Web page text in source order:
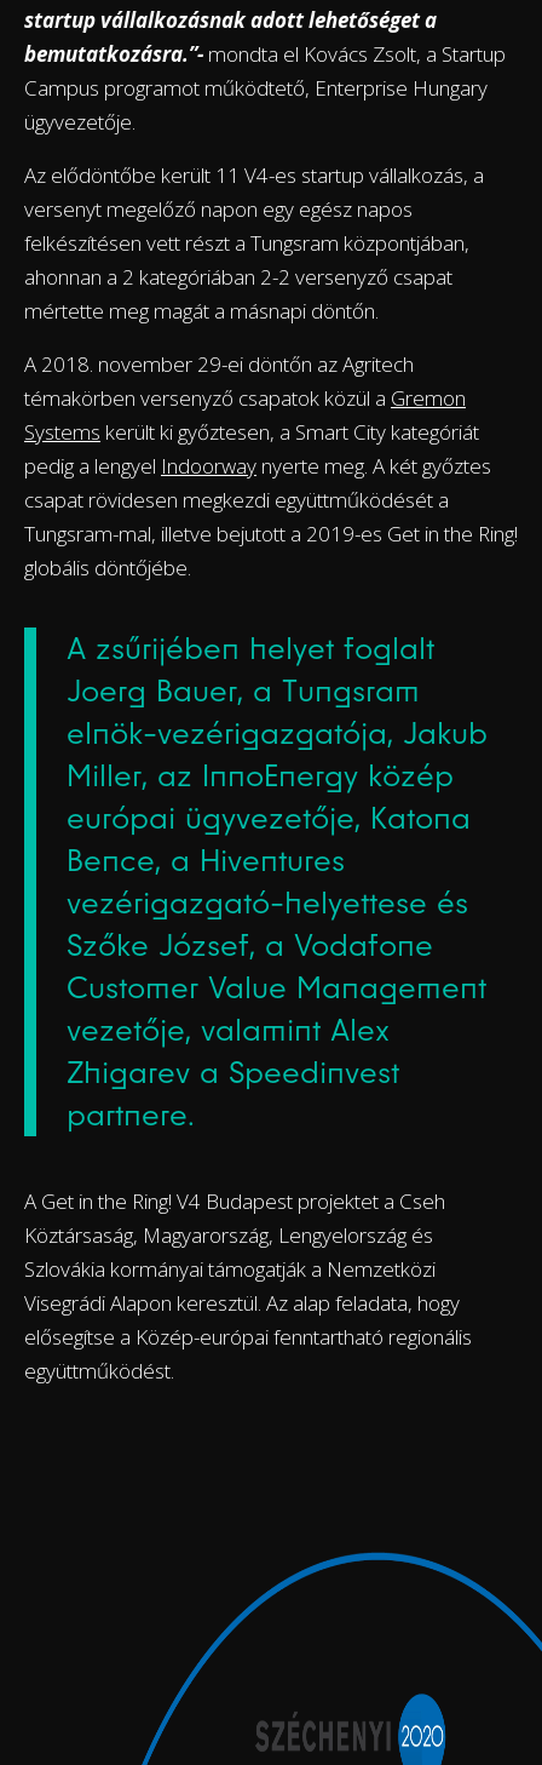
startup vállalkozásnak adott lehetőséget a
bemutatkozásra.”- mondta el Kovács Zsolt, a Startup
Campus programot működtető, Enterprise Hungary
ügyvezetője.
Az elődöntőbe került 11 V4-es startup vállalkozás, a
versenyt megelőző napon egy egész napos
felkészítésen vett részt a Tungsram központjában,
ahonnan a 2 kategóriában 2-2 versenyző csapat
mértette meg magát a másnapi döntőn.
A 2018. november 29-ei döntőn az Agritech
témakörben versenyző csapatok közül a Gremon
Systems került ki győztesen, a Smart City kategóriát
pedig a lengyel Indoorway nyerte meg. A két győztes
csapat rövidesen megkezdi együttműködését a
Tungsram-mal, illetve bejutott a 2019-es Get in the Ring!
globális döntőjébe.
A zsűrijében helyet foglalt
Joerg Bauer, a Tungsram
elnök-vezérigazgatója, Jakub
Miller, az InnoEnergy közép
európai ügyvezetője, Katona
Bence, a Hiventures
vezérigazgató-helyettese és
Szőke József, a Vodafone
Customer Value Management
vezetője, valamint Alex
Zhigarev a Speedinvest
partnere.
A Get in the Ring! V4 Budapest projektet a Cseh
Köztársaság, Magyarország, Lengyelország és
Szlovákia kormányai támogatják a Nemzetközi
Visegrádi Alapon keresztül. Az alap feladata, hogy
elősegítse a Közép-európai fenntartható regionális
együttműködést.